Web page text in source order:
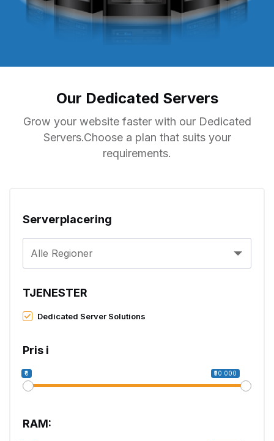
Our Dedicated Servers
Grow your website faster with our Dedicated
Servers.Choose a plan that suits your
requirements.
Serverplacering
Alle Regioner
TJENESTER
Dedicated Server Solutions
Pris i ₹
₹0 ₹50 000
RAM: